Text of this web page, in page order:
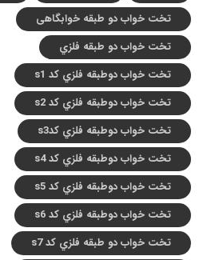
تخت خواب دو طبقه خوابگاهی
تخت خواب دو طبقه فلزي
تخت خواب دوطبقه فلزي کد s1
تخت خواب دوطبقه فلزي کد s2
تخت خواب دوطبقه فلزي کدs3
تخت خواب دوطبقه فلزي کد s4
تخت خواب دوطبقه فلزي کد s5
تخت خواب دوطبقه فلزي کد s6
تخت خواب دو طبقه فلزي کد s7